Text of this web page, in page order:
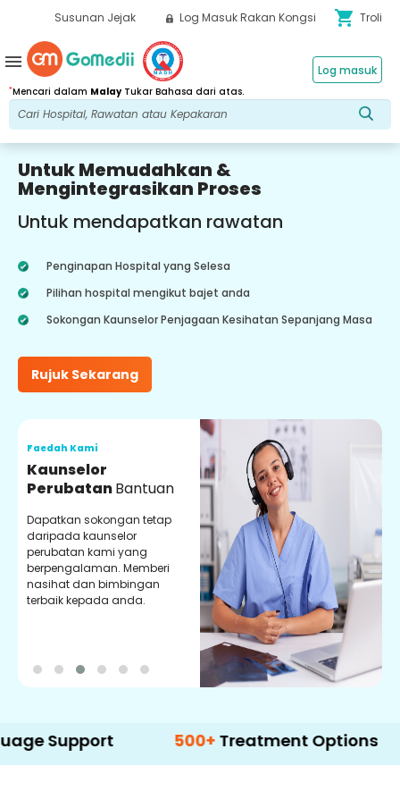
Susunan Jejak Log Masuk Rakan Kongsi shopping_cart Troli
*Mencari dalam MalayTukar Bahasa dari atas.
Log masuk
menu
Untuk Memudahkan &
Mengintegrasikan Proses
Untuk mendapatkan rawatan
Penginapan Hospital yang Selesa
Pilihan hospital mengikut bajet anda
Sokongan Kaunselor Penjagaan Kesihatan Sepanjang Masa
Rujuk Sekarang
Faedah Kami
Kaunselor
PerubatanBantuan
Dapatkan sokongan tetap
daripada kaunselor
perubatan kami yang
berpengalaman. Memberi
nasihat dan bimbingan
terbaik kepada anda.
500+ Treatment Options